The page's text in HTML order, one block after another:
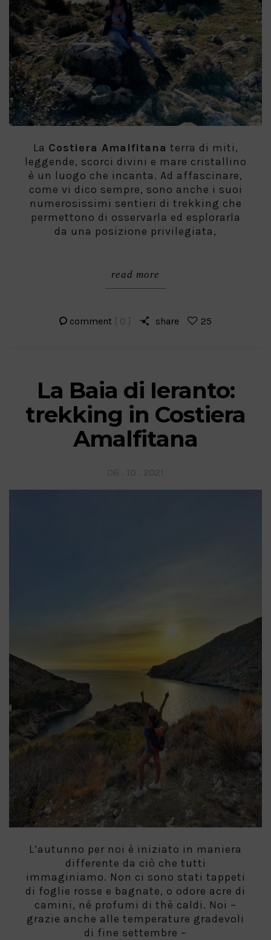
La Costiera Amalfitana terra di miti,
leggende, scorci divini e mare cristallino
è un luogo che incanta. Ad affascinare,
come vi dico sempre, sono anche i suoi
numerosissimi sentieri di trekking che
permettono di osservarla ed esplorarla
da una posizione privilegiata,
read more
comment [ 0 ] share 25
La Baia di Ieranto:
trekking in Costiera
Amalfitana
on
L’autunno per noi è iniziato in maniera
differente da ciò che tutti
immaginiamo. Non ci sono stati tappeti
di foglie rosse e bagnate, o odore acre di
camini, né profumi di thè caldi. Noi –
grazie anche alle temperature gradevoli
di fine settembre –